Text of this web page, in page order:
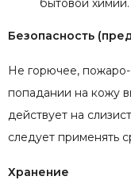
бытовой химии.
Безопасность
Не горючее,
попадании на кожу
действует на
следует применять
Хранение